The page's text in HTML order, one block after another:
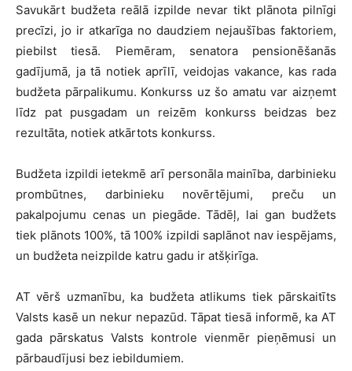
Savukārt budžeta reālā izpilde nevar tikt plānota pilnīgi
precīzi, jo ir atkarīga no daudziem nejaušības faktoriem,
piebilst tiesā. Piemēram, senatora pensionēšanās
gadījumā, ja tā notiek aprīlī, veidojas vakance, kas rada
budžeta pārpalikumu. Konkurss uz šo amatu var aizņemt
līdz pat pusgadam un reizēm konkurss beidzas bez
rezultāta, notiek atkārtots konkurss.
Budžeta izpildi ietekmē arī personāla mainība, darbinieku
prombūtnes, darbinieku novērtējumi, preču un
pakalpojumu cenas un piegāde. Tādēļ, lai gan budžets
tiek plānots 100%, tā 100% izpildi saplānot nav iespējams,
un budžeta neizpilde katru gadu ir atšķirīga.
AT vērš uzmanību, ka budžeta atlikums tiek pārskaitīts
Valsts kasē un nekur nepazūd. Tāpat tiesā informē, ka AT
gada pārskatus Valsts kontrole vienmēr pieņēmusi un
pārbaudījusi bez iebildumiem.